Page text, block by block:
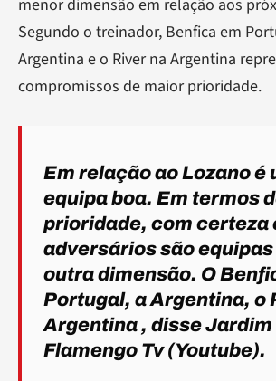
menor dimensão em relação aos
Segundo o treinador, Benfica em
Argentina e o River na Argentina
compromissos de maior prioridade.
Em relação ao Lozano é
equipa boa. Em termos
prioridade, com certeza
adversários são
outra dimensão. O
Portugal, a Argentina, o
Argentina, disse Jardim
Flamengo Tv (Youtube).